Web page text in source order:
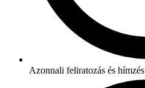
Azonnali feliratozás és hímzés